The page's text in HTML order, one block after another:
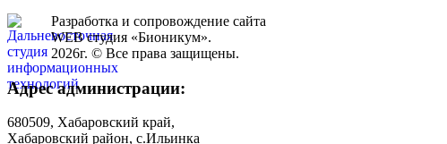
Разработка и сопровождение сайта
WEB студия «Бионикум».
2026г. © Все права защищены.
Адрес администрации:
680509, Хабаровский край,
Хабаровский район, с.Ильинка